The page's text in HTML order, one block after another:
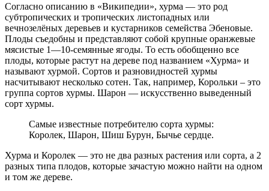
Согласно описанию в «Википедии», хурма — это род
субтропических и тропических листопадных или
вечнозелёных деревьев и кустарников семейства Эбеновые.
Плоды съедобны и представляют собой крупные оранжевые
мясистые 1—10-семянные ягоды. То есть обобщенно все
плоды, которые растут на дереве под названием «Хурма» и
называют хурмой. Сортов и разновидностей хурмы
насчитывают несколько сотен. Так, например, Корольки – это
группа сортов хурмы. Шарон — искусственно выведенный
сорт хурмы.
Самые известные потребителю сорта хурмы:
Королек, Шарон, Шиш Бурун, Бычье сердце.
Хурма и Королек — это не два разных растения или сорта, а 2
разных типа плодов, которые зачастую можно найти на одном
и том же дереве.